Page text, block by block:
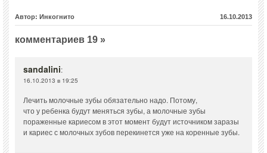
Автор: Инкогнито 16.10.2013
комментариев 19 »
sandalini:
16.10.2013 в 19:25
Лечить молочные зубы обязательно надо. Потому,
что у ребенка будут меняться зубы, а молочные зубы
пораженные кариесом в этот момент будут источником заразы
и кариес с молочных зубов перекинется уже на коренные зубы.